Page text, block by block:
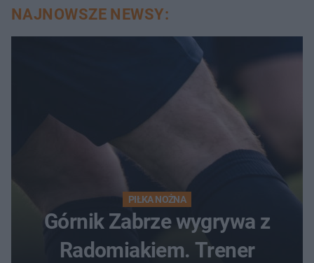
NAJNOWSZE NEWSY:
PIŁKA NOŻNA
Górnik Zabrze wygrywa z
Radomiakiem. Trener